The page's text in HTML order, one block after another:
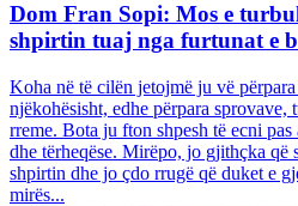
Dom Fran Sopi: Mos e
shpirtin tuaj nga furtunat e
Koha në të cilën jetojmë ju vë
njëkohësisht, edhe përpara sprovave,
rreme. Bota ju fton shpesh të ecni
dhe tërheqëse. Mirëpo, jo gjithçka që
shpirtin dhe jo çdo rrugë që duket e
mirës...